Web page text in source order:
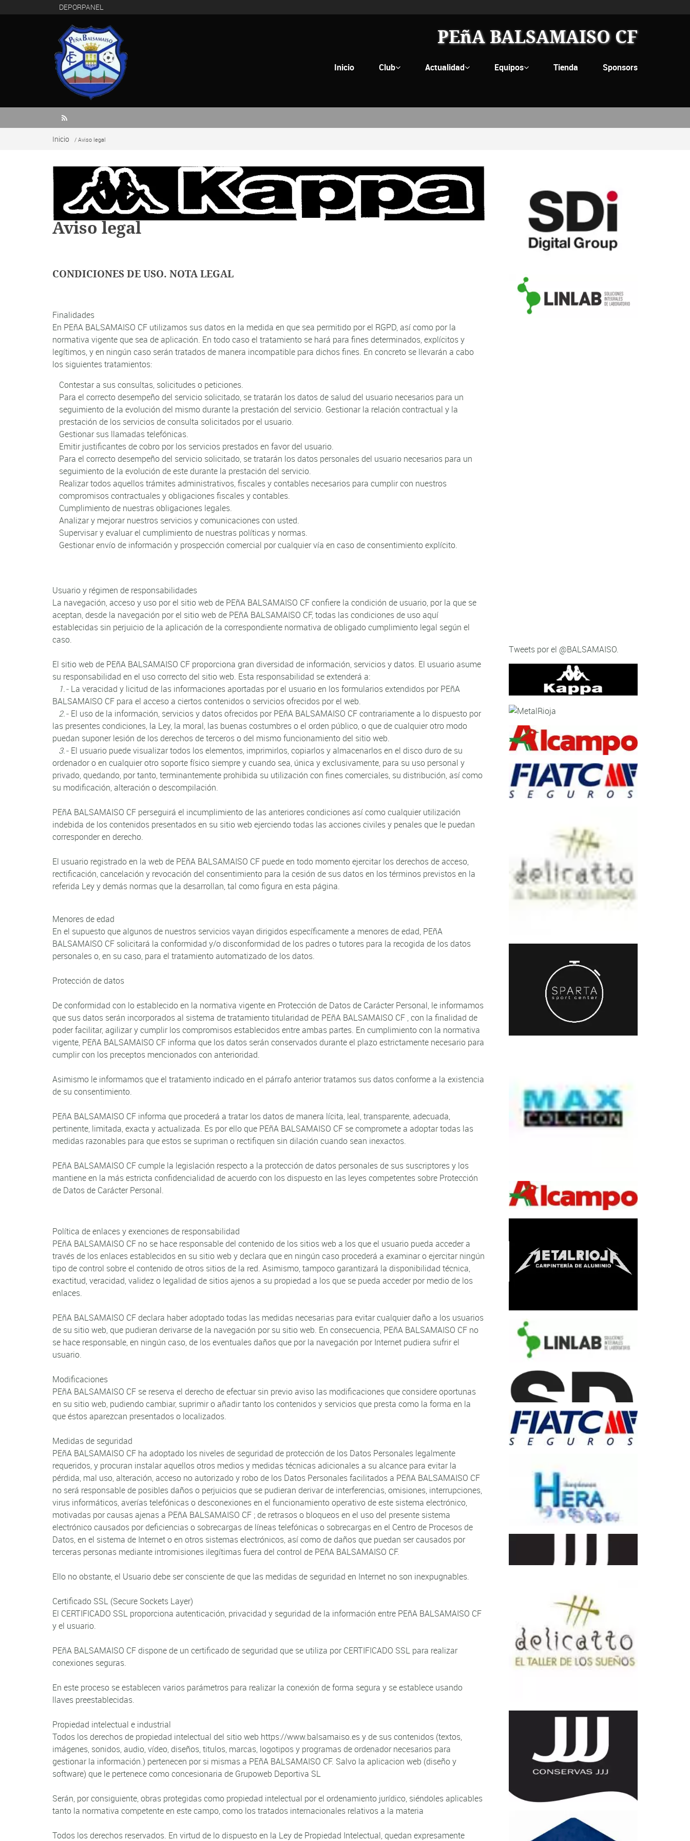
DEPORPANEL
PEñA BALSAMAISO CF
Inicio Club Actualidad Equipos Tienda Sponsors

Inicio / Aviso legal
Aviso legal
CONDICIONES DE USO. NOTA LEGAL
Finalidades
En PEñA BALSAMAISO CF utilizamos sus datos en la medida en que sea permitido por el RGPD, así como por la
normativa vigente que sea de aplicación. En todo caso el tratamiento se hará para fines determinados, explícitos y
legítimos, y en ningún caso serán tratados de manera incompatible para dichos fines. En concreto se llevarán a cabo
los siguientes tratamientos:
Contestar a sus consultas, solicitudes o peticiones.
Para el correcto desempeño del servicio solicitado, se tratarán los datos de salud del usuario necesarios para un
seguimiento de la evolución del mismo durante la prestación del servicio. Gestionar la relación contractual y la
prestación de los servicios de consulta solicitados por el usuario.
Gestionar sus llamadas telefónicas.
Emitir justificantes de cobro por los servicios prestados en favor del usuario.
Para el correcto desempeño del servicio solicitado, se tratarán los datos personales del usuario necesarios para un
seguimiento de la evolución de este durante la prestación del servicio.
Realizar todos aquellos trámites administrativos, fiscales y contables necesarios para cumplir con nuestros
compromisos contractuales y obligaciones fiscales y contables.
Cumplimiento de nuestras obligaciones legales.
Analizar y mejorar nuestros servicios y comunicaciones con usted.
Supervisar y evaluar el cumplimiento de nuestras políticas y normas.
Gestionar envío de información y prospección comercial por cualquier vía en caso de consentimiento explícito.
Usuario y régimen de responsabilidades
La navegación, acceso y uso por el sitio web de PEñA BALSAMAISO CF confiere la condición de usuario, por la que se
aceptan, desde la navegación por el sitio web de PEñA BALSAMAISO CF, todas las condiciones de uso aquí
establecidas sin perjuicio de la aplicación de la correspondiente normativa de obligado cumplimiento legal según el
caso.
El sitio web de PEñA BALSAMAISO CF proporciona gran diversidad de información, servicios y datos. El usuario asume
su responsabilidad en el uso correcto del sitio web. Esta responsabilidad se extenderá a:
1.- La veracidad y licitud de las informaciones aportadas por el usuario en los formularios extendidos por PEñA
BALSAMAISO CF para el acceso a ciertos contenidos o servicios ofrecidos por el web.
2.- El uso de la información, servicios y datos ofrecidos por PEñA BALSAMAISO CF contrariamente a lo dispuesto por
las presentes condiciones, la Ley, la moral, las buenas costumbres o el orden público, o que de cualquier otro modo
puedan suponer lesión de los derechos de terceros o del mismo funcionamiento del sitio web.
3.- El usuario puede visualizar todos los elementos, imprimirlos, copiarlos y almacenarlos en el disco duro de su
ordenador o en cualquier otro soporte físico siempre y cuando sea, única y exclusivamente, para su uso personal y
privado, quedando, por tanto, terminantemente prohibida su utilización con fines comerciales, su distribución, así como
su modificación, alteración o descompilación.
PEñA BALSAMAISO CF perseguirá el incumplimiento de las anteriores condiciones así como cualquier utilización
indebida de los contenidos presentados en su sitio web ejerciendo todas las acciones civiles y penales que le puedan
corresponder en derecho.
El usuario registrado en la web de PEñA BALSAMAISO CF puede en todo momento ejercitar los derechos de acceso,
rectificación, cancelación y revocación del consentimiento para la cesión de sus datos en los términos previstos en la
referida Ley y demás normas que la desarrollan, tal como figura en esta página.
Menores de edad
En el supuesto que algunos de nuestros servicios vayan dirigidos específicamente a menores de edad, PEñA
BALSAMAISO CF solicitará la conformidad y/o disconformidad de los padres o tutores para la recogida de los datos
personales o, en su caso, para el tratamiento automatizado de los datos.
Protección de datos
De conformidad con lo establecido en la normativa vigente en Protección de Datos de Carácter Personal, le informamos
que sus datos serán incorporados al sistema de tratamiento titularidad de PEñA BALSAMAISO CF , con la finalidad de
poder facilitar, agilizar y cumplir los compromisos establecidos entre ambas partes. En cumplimiento con la normativa
vigente, PEñA BALSAMAISO CF informa que los datos serán conservados durante el plazo estrictamente necesario para
cumplir con los preceptos mencionados con anterioridad.
Asimismo le informamos que el tratamiento indicado en el párrafo anterior tratamos sus datos conforme a la existencia
de su consentimiento.
PEñA BALSAMAISO CF informa que procederá a tratar los datos de manera lícita, leal, transparente, adecuada,
pertinente, limitada, exacta y actualizada. Es por ello que PEñA BALSAMAISO CF se compromete a adoptar todas las
medidas razonables para que estos se supriman o rectifiquen sin dilación cuando sean inexactos.
PEñA BALSAMAISO CF cumple la legislación respecto a la protección de datos personales de sus suscriptores y los
mantiene en la más estricta confidencialidad de acuerdo con los dispuesto en las leyes competentes sobre Protección
de Datos de Carácter Personal.
Política de enlaces y exenciones de responsabilidad
PEñA BALSAMAISO CF no se hace responsable del contenido de los sitios web a los que el usuario pueda acceder a
través de los enlaces establecidos en su sitio web y declara que en ningún caso procederá a examinar o ejercitar ningún
tipo de control sobre el contenido de otros sitios de la red. Asimismo, tampoco garantizará la disponibilidad técnica,
exactitud, veracidad, validez o legalidad de sitios ajenos a su propiedad a los que se pueda acceder por medio de los
enlaces.
PEñA BALSAMAISO CF declara haber adoptado todas las medidas necesarias para evitar cualquier daño a los usuarios
de su sitio web, que pudieran derivarse de la navegación por su sitio web. En consecuencia, PEñA BALSAMAISO CF no
se hace responsable, en ningún caso, de los eventuales daños que por la navegación por Internet pudiera sufrir el
usuario.
Modificaciones
PEñA BALSAMAISO CF se reserva el derecho de efectuar sin previo aviso las modificaciones que considere oportunas
en su sitio web, pudiendo cambiar, suprimir o añadir tanto los contenidos y servicios que presta como la forma en la
que éstos aparezcan presentados o localizados.
Medidas de seguridad
PEñA BALSAMAISO CF ha adoptado los niveles de seguridad de protección de los Datos Personales legalmente
requeridos, y procuran instalar aquellos otros medios y medidas técnicas adicionales a su alcance para evitar la
pérdida, mal uso, alteración, acceso no autorizado y robo de los Datos Personales facilitados a PEñA BALSAMAISO CF
no será responsable de posibles daños o perjuicios que se pudieran derivar de interferencias, omisiones, interrupciones,
virus informáticos, averías telefónicas o desconexiones en el funcionamiento operativo de este sistema electrónico,
motivadas por causas ajenas a PEñA BALSAMAISO CF ; de retrasos o bloqueos en el uso del presente sistema
electrónico causados por deficiencias o sobrecargas de líneas telefónicas o sobrecargas en el Centro de Procesos de
Datos, en el sistema de Internet o en otros sistemas electrónicos, así como de daños que puedan ser causados por
terceras personas mediante intromisiones ilegítimas fuera del control de PEñA BALSAMAISO CF.
Ello no obstante, el Usuario debe ser consciente de que las medidas de seguridad en Internet no son inexpugnables.
Certificado SSL (Secure Sockets Layer)
El CERTIFICADO SSL proporciona autenticación, privacidad y seguridad de la información entre PEñA BALSAMAISO CF
y el usuario.
PEñA BALSAMAISO CF dispone de un certificado de seguridad que se utiliza por CERTIFICADO SSL para realizar
conexiones seguras.
En este proceso se establecen varios parámetros para realizar la conexión de forma segura y se establece usando
llaves preestablecidas.
Propiedad intelectual e industrial
Todos los derechos de propiedad intelectual del sitio web https://www.balsamaiso.es y de sus contenidos (textos,
imágenes, sonidos, audio, vídeo, diseños, titulos, marcas, logotipos y programas de ordenador necesarios para
gestionar la información.) pertenecen por si mismas a PEñA BALSAMAISO CF. Salvo la aplicacion web (diseño y
software) que le pertenece como concesionaria de Grupoweb Deportiva SL
Serán, por consiguiente, obras protegidas como propiedad intelectual por el ordenamiento jurídico, siéndoles aplicables
tanto la normativa competente en este campo, como los tratados internacionales relativos a la materia
Todos los derechos reservados. En virtud de lo dispuesto en la Ley de Propiedad Intelectual, quedan expresamente
Tweets por el @BALSAMAISO.